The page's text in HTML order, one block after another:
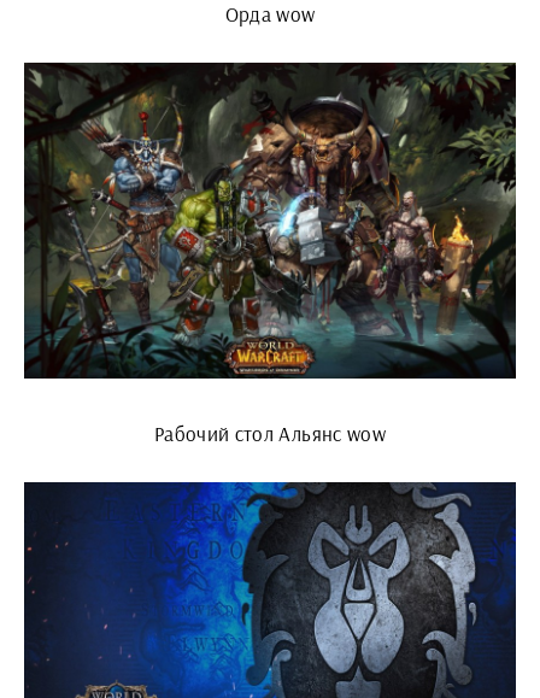
Орда wow
Рабочий стол Альянс wow